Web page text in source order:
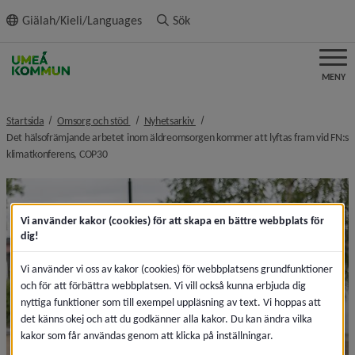
innehållet
Giälah/Kieli/Languages Sök
MENY
Startsida Omsorg och stöd nivå i brödsmulenavigeringen
Nyhetsarkiv nivå i brödsmulenavigeringen
Det hälsofrämjande arbetet inom äldreomsorgen kommer att lyftas fram vid FN:s
klimatkonferens, COP30nivå i brödsmulenavigeringen
Vi använder kakor (cookies) för att skapa en bättre webbplats för
dig!
Vi använder vi oss av kakor (cookies) för webbplatsens grundfunktioner
och för att förbättra webbplatsen. Vi vill också kunna erbjuda dig
nyttiga funktioner som till exempel uppläsning av text. Vi hoppas att
det känns okej och att du godkänner alla kakor. Du kan ändra vilka
kakor som får användas genom att klicka på inställningar.